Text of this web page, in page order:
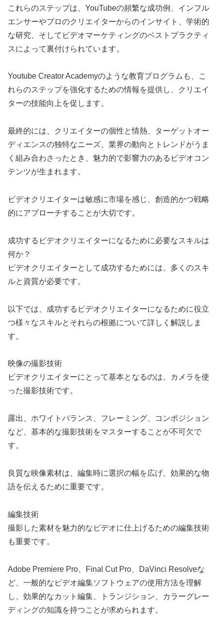
これらのステップは、YouTubeの頻繁な成功例、インフル
エンサーやプロのクリエイターからのインサイト、学術的
な研究、そしてビデオマーケティングのベストプラクティ
スによって裏付けられています。
Youtube Creator Academyのような教育プログラムも、こ
れらのステップを強化するための情報を提供し、クリエイ
ターの技能向上を促します。
最終的には、クリエイターの個性と情熱、ターゲットオー
ディエンスの独特なニーズ、業界の動向とトレンドがうま
く組み合わさったとき、魅力的で影響力のあるビデオコン
テンツが生まれます。
ビデオクリエイターは敏感に市場を感じ、創造的かつ戦略
的にアプローチすることが大切です。
成功するビデオクリエイターになるために必要なスキルは
何か？
ビデオクリエイターとして成功するためには、多くのスキ
ルと資質が必要です。
以下では、成功するビデオクリエイターになるために役立
つ様々なスキルとそれらの根拠について詳しく解説しま
す。
映像の撮影技術
ビデオクリエイターにとって基本となるのは、カメラを使
った撮影技術です。
露出、ホワイトバランス、フレーミング、コンポジション
など、基本的な撮影技術をマスターすることが不可欠で
す。
良質な映像素材は、編集時に選択の幅を広げ、効果的な物
語を伝えるために重要です。
編集技術
撮影した素材を魅力的なビデオに仕上げるための編集技術
も重要です。
Adobe Premiere Pro、Final Cut Pro、DaVinci Resolveな
ど、一般的なビデオ編集ソフトウェアの使用方法を理解
し、効果的なカット編集、トランジション、カラーグレー
ディングの知識を持つことが求められます。